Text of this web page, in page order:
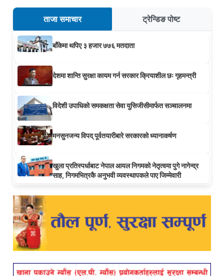
ताजा समाचार ट्रेन्डिङ पोष्ट
बाँकेमा थपिए ३ हजार ७७६ मतदाता
देशमा शान्ति सुरक्षा कायम गर्न सरकार क्रियाशील छः गृहमन्त्री
विदेशी उपाधिको समकक्षता सेवा युसिजीसीमार्फत सञ्चालनमा
मनसुनजन्य विपद् पूर्वतयारीबारे सरकारको ध्यानाकर्षण
खुला प्रतिस्पर्धाबाट नेपाल आयल निगमको नेतृत्वमा पुगे नागेन्द्र
साह, निगमभित्रकै अनुभवी व्यवस्थापकले पाए जिम्मेवारी